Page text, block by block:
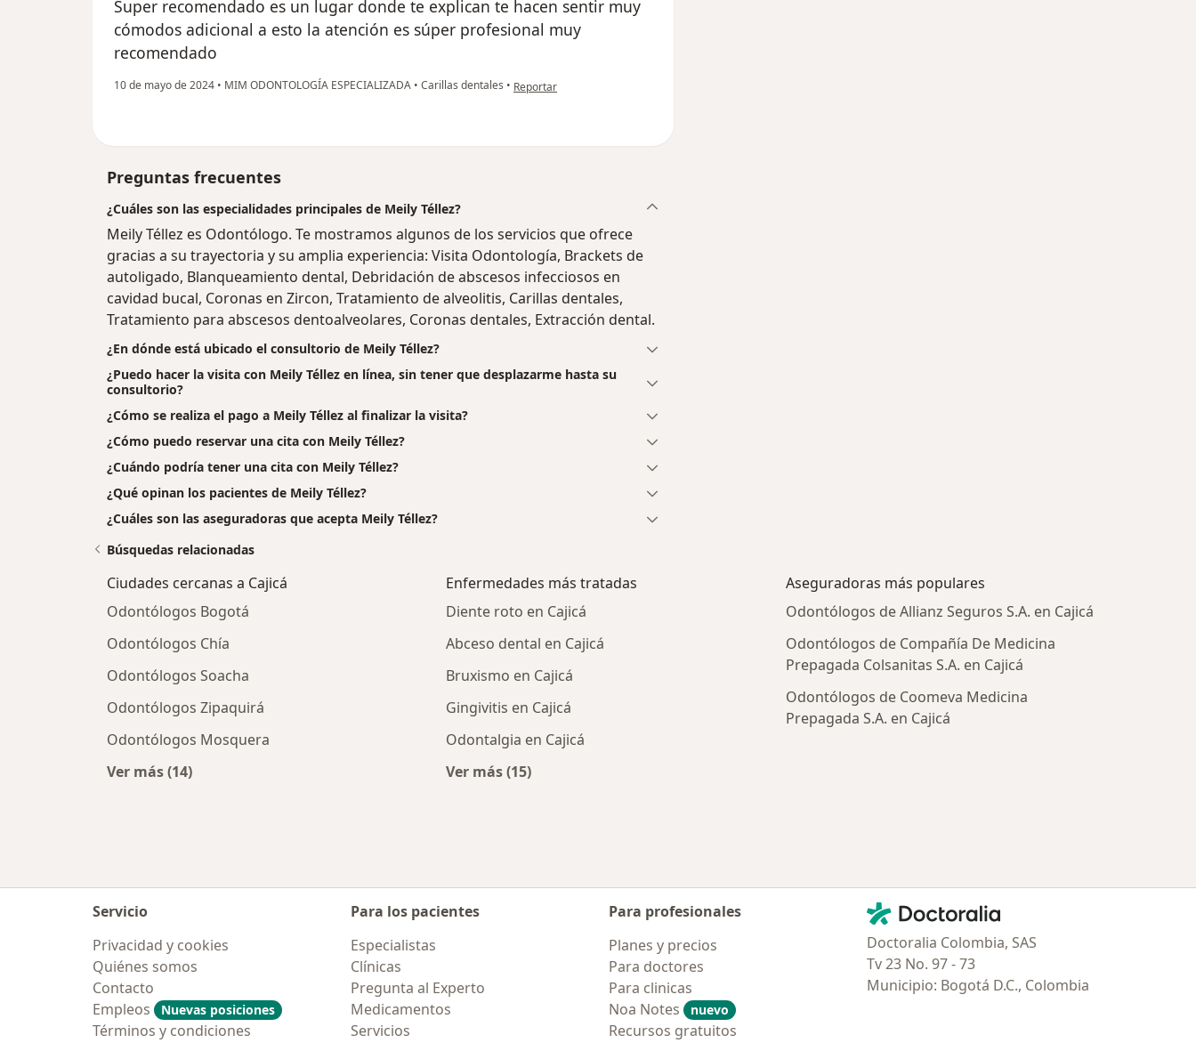
Super recomendado es un lugar donde te explican te hacen sentir muy
cómodos adicional a esto la atención es súper profesional muy
recomendado
10 de mayo de 2024 • MIM ODONTOLOGÍA ESPECIALIZADA • Carillas dentales • en opinión del usuario Jeison reyes
Reportar
Preguntas frecuentes
¿Cuáles son las especialidades principales de Meily Téllez?
Meily Téllez es Odontólogo. Te mostramos algunos de los servicios que ofrece
gracias a su trayectoria y su amplia experiencia: Visita Odontología, Brackets de
autoligado, Blanqueamiento dental, Debridación de abscesos infecciosos en
cavidad bucal, Coronas en Zircon, Tratamiento de alveolitis, Carillas dentales,
Tratamiento para abscesos dentoalveolares, Coronas dentales, Extracción dental.
¿En dónde está ubicado el consultorio de Meily Téllez?
¿Puedo hacer la visita con Meily Téllez en línea, sin tener que desplazarme hasta su
consultorio?
¿Cómo se realiza el pago a Meily Téllez al finalizar la visita?
¿Cómo puedo reservar una cita con Meily Téllez?
¿Cuándo podría tener una cita con Meily Téllez?
¿Qué opinan los pacientes de Meily Téllez?
¿Cuáles son las aseguradoras que acepta Meily Téllez?
Búsquedas relacionadas
Ciudades cercanas a Cajicá
Odontólogos Bogotá
Odontólogos Chía
Odontólogos Soacha
Odontólogos Zipaquirá
Odontólogos Mosquera
Ver más (14)
Enfermedades más tratadas
Diente roto en Cajicá
Abceso dental en Cajicá
Bruxismo en Cajicá
Gingivitis en Cajicá
Odontalgia en Cajicá
Ver más (15)
Aseguradoras más populares
Odontólogos de Allianz Seguros S.A. en Cajicá
Odontólogos de Compañía De Medicina
Prepagada Colsanitas S.A. en Cajicá
Odontólogos de Coomeva Medicina
Prepagada S.A. en Cajicá
Servicio
Privacidad y cookies
Quiénes somos
Contacto
Empleos
Nuevas posiciones
Términos y condiciones
Para los pacientes
Especialistas
Clínicas
Pregunta al Experto
Medicamentos
Servicios
Para profesionales
Planes y precios
Para doctores
Para clinicas
Noa Notes
nuevo
Recursos gratuitos
Contacto
Doctoralia - Página de inicio
Doctoralia Colombia, SAS
Tv 23 No. 97 - 73
Municipio: Bogotá D.C., Colombia